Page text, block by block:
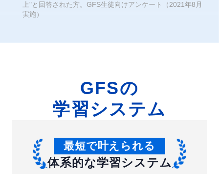
上"と回答された方。GFS生徒向けアンケート（2021年8月
実施）
GFSの
学習システム
最短で叶えられる
体系的な学習システム